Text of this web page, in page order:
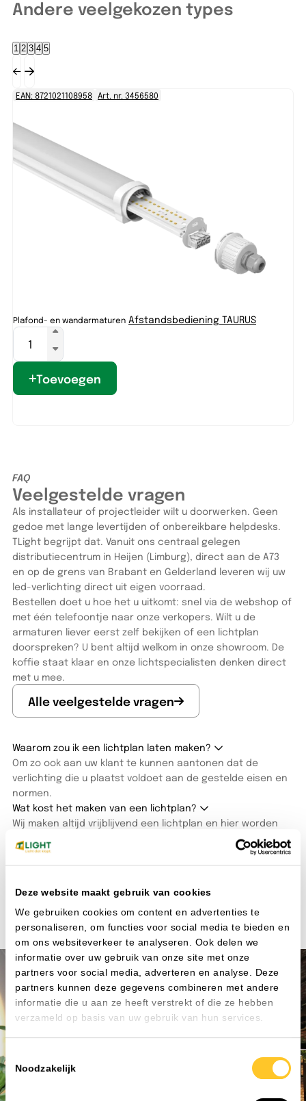
Deze website maakt gebruik van cookies
We gebruiken cookies om content en advertenties te
personaliseren, om functies voor social media te bieden en
om ons websiteverkeer te analyseren. Ook delen we
informatie over uw gebruik van onze site met onze
partners voor social media, adverteren en analyse. Deze
partners kunnen deze gegevens combineren met andere
informatie die u aan ze heeft verstrekt of die ze hebben
verzameld op basis van uw gebruik van hun services.
Toestemmingsselectie
Noodzakelijk
Andere veelgekozen types
1 2 3 4 5
EAN: 8721021108958 Art. nr. 3456580
Plafond- en wandarmaturen Afstandsbediening TAURUS
Toevoegen
FAQ
Veelgestelde vragen
Als installateur of projectleider wilt u doorwerken. Geen
gedoe met lange levertijden of onbereikbare helpdesks.
TLight begrijpt dat. Vanuit ons centraal gelegen
distributiecentrum in Heijen (Limburg), direct aan de A73
en op de grens van Brabant en Gelderland leveren wij uw
led-verlichting direct uit eigen voorraad.
Bestellen doet u hoe het u uitkomt: snel via de webshop of
met één telefoontje naar onze verkopers. Wilt u de
armaturen liever eerst zelf bekijken of een lichtplan
doorspreken? U bent altijd welkom in onze showroom. De
koffie staat klaar en onze lichtspecialisten denken direct
met u mee.
Alle veelgestelde vragen
Waarom zou ik een lichtplan laten maken?
Om zo ook aan uw klant te kunnen aantonen dat de
verlichting die u plaatst voldoet aan de gestelde eisen en
normen.
Wat kost het maken van een lichtplan?
Wij maken altijd vrijblijvend een lichtplan en hier worden
dus geen kosten voor gerekend.
Heb ik een account nodig om te bestellen?
Ja onze bestelomgeving is alleen toegankelijk als je een
Kunnen we je helpen?
Nog niet gevonden waar je naar zoekt? Onze
lichtspecialisten kunnen je alles vertellen over ons
assortiment. Neem contact met ons op om de